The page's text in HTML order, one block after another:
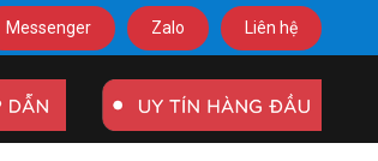
Messenger Zalo Liên hệ